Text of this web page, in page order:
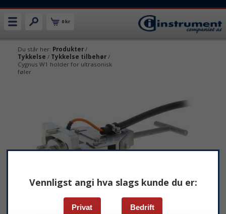
Vennligst angi hva slags kunde du er:
Privat Bedrift
0 kr
Du står her: Produkter/
Tykkelse / Tykkelse tilbehør/
Cygnus W1 holder for ultrasonisk
føler